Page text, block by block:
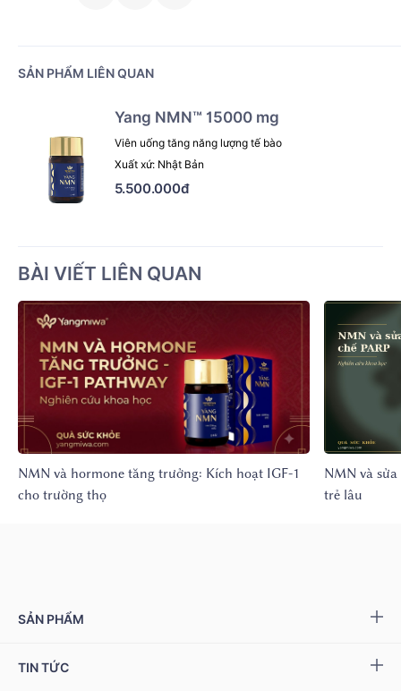
SẢN PHẨM LIÊN QUAN
Yang NMN™ 15000 mg
Viên uống tăng năng lượng tế bào
Xuất xứ: Nhật Bản
5.500.000đ
BÀI VIẾT LIÊN QUAN
NMN và hormone tăng trưởng: Kích hoạt IGF-1
cho trường thọ
NMN và sửa
trẻ lâu
SẢN PHẨM
Yang NMN™ 15000 mg
TIN TỨC